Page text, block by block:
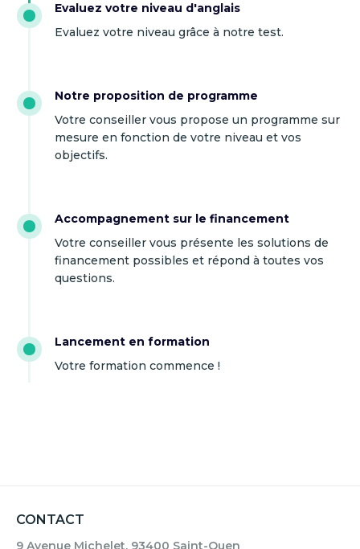
Evaluez votre niveau d'anglais
Evaluez votre niveau grâce à notre test.
Notre proposition de programme
Votre conseiller vous propose un programme sur
mesure en fonction de votre niveau et vos
objectifs.
Accompagnement sur le financement
Votre conseiller vous présente les solutions de
financement possibles et répond à toutes vos
questions.
Lancement en formation
Votre formation commence !
CONTACT
9 Avenue Michelet, 93400 Saint-Ouen